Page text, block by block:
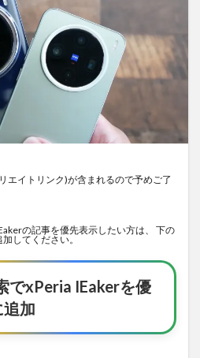
エイトリンク)が含まれるので予めご了
の記事を優先表示したい方は、 下の
してください。
でxPeria IEakerを優
加